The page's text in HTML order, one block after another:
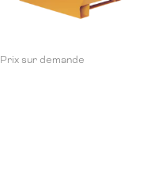
Prix sur demande